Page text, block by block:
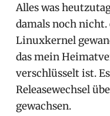
Alles was
damals noch nicht.
Linuxkernel
das mein
verschlüsselt ist.
Releasewechsel
gewachsen.